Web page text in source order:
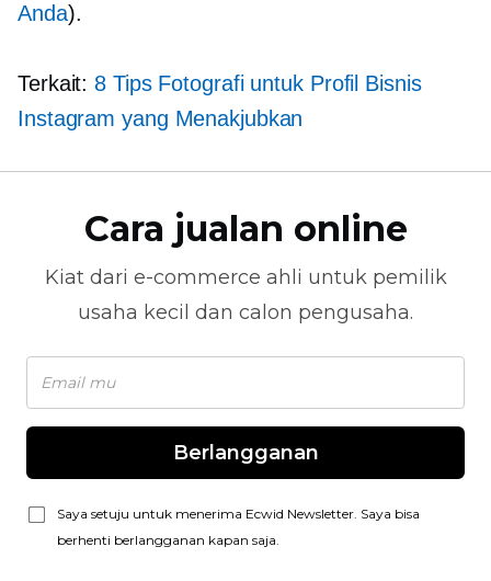
Anda).
Terkait: 8 Tips Fotografi untuk Profil Bisnis
Instagram yang Menakjubkan
Cara jualan online
Kiat dari e-commerce ahli untuk pemilik
usaha kecil dan calon pengusaha.
Berlangganan
Saya setuju untuk menerima Ecwid Newsletter. Saya bisa
berhenti berlangganan kapan saja.